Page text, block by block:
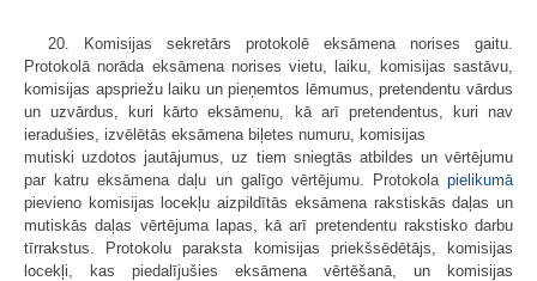
20. Komisijas sekretārs protokolē eksāmena norises gaitu.
Protokolā norāda eksāmena norises vietu, laiku, komisijas sastāvu,
komisijas apspriežu laiku un pieņemtos lēmumus, pretendentu vārdus
un uzvārdus, kuri kārto eksāmenu, kā arī pretendentus, kuri nav
ieradušies, izvēlētās eksāmena biļetes numuru, komisijas
mutiski uzdotos jautājumus, uz tiem sniegtās atbildes un vērtējumu
par katru eksāmena daļu un galīgo vērtējumu. Protokola pielikumā
pievieno komisijas locekļu aizpildītās eksāmena rakstiskās daļas un
mutiskās daļas vērtējuma lapas, kā arī pretendentu rakstisko darbu
tīrrakstus. Protokolu paraksta komisijas priekšsēdētājs, komisijas
locekļi, kas piedalījušies eksāmena vērtēšanā, un komisijas